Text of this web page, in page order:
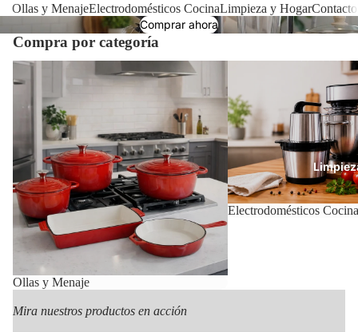
Ollas y MenajeElectrodomésticos CocinaLimpieza y HogarContacto
Comprar ahora
Compra por categoría
Ollas y Menaje
Ollas y Menaje
Electrodomésticos Cocina
Electrodomésticos Cocina
Mira nuestros productos en acción